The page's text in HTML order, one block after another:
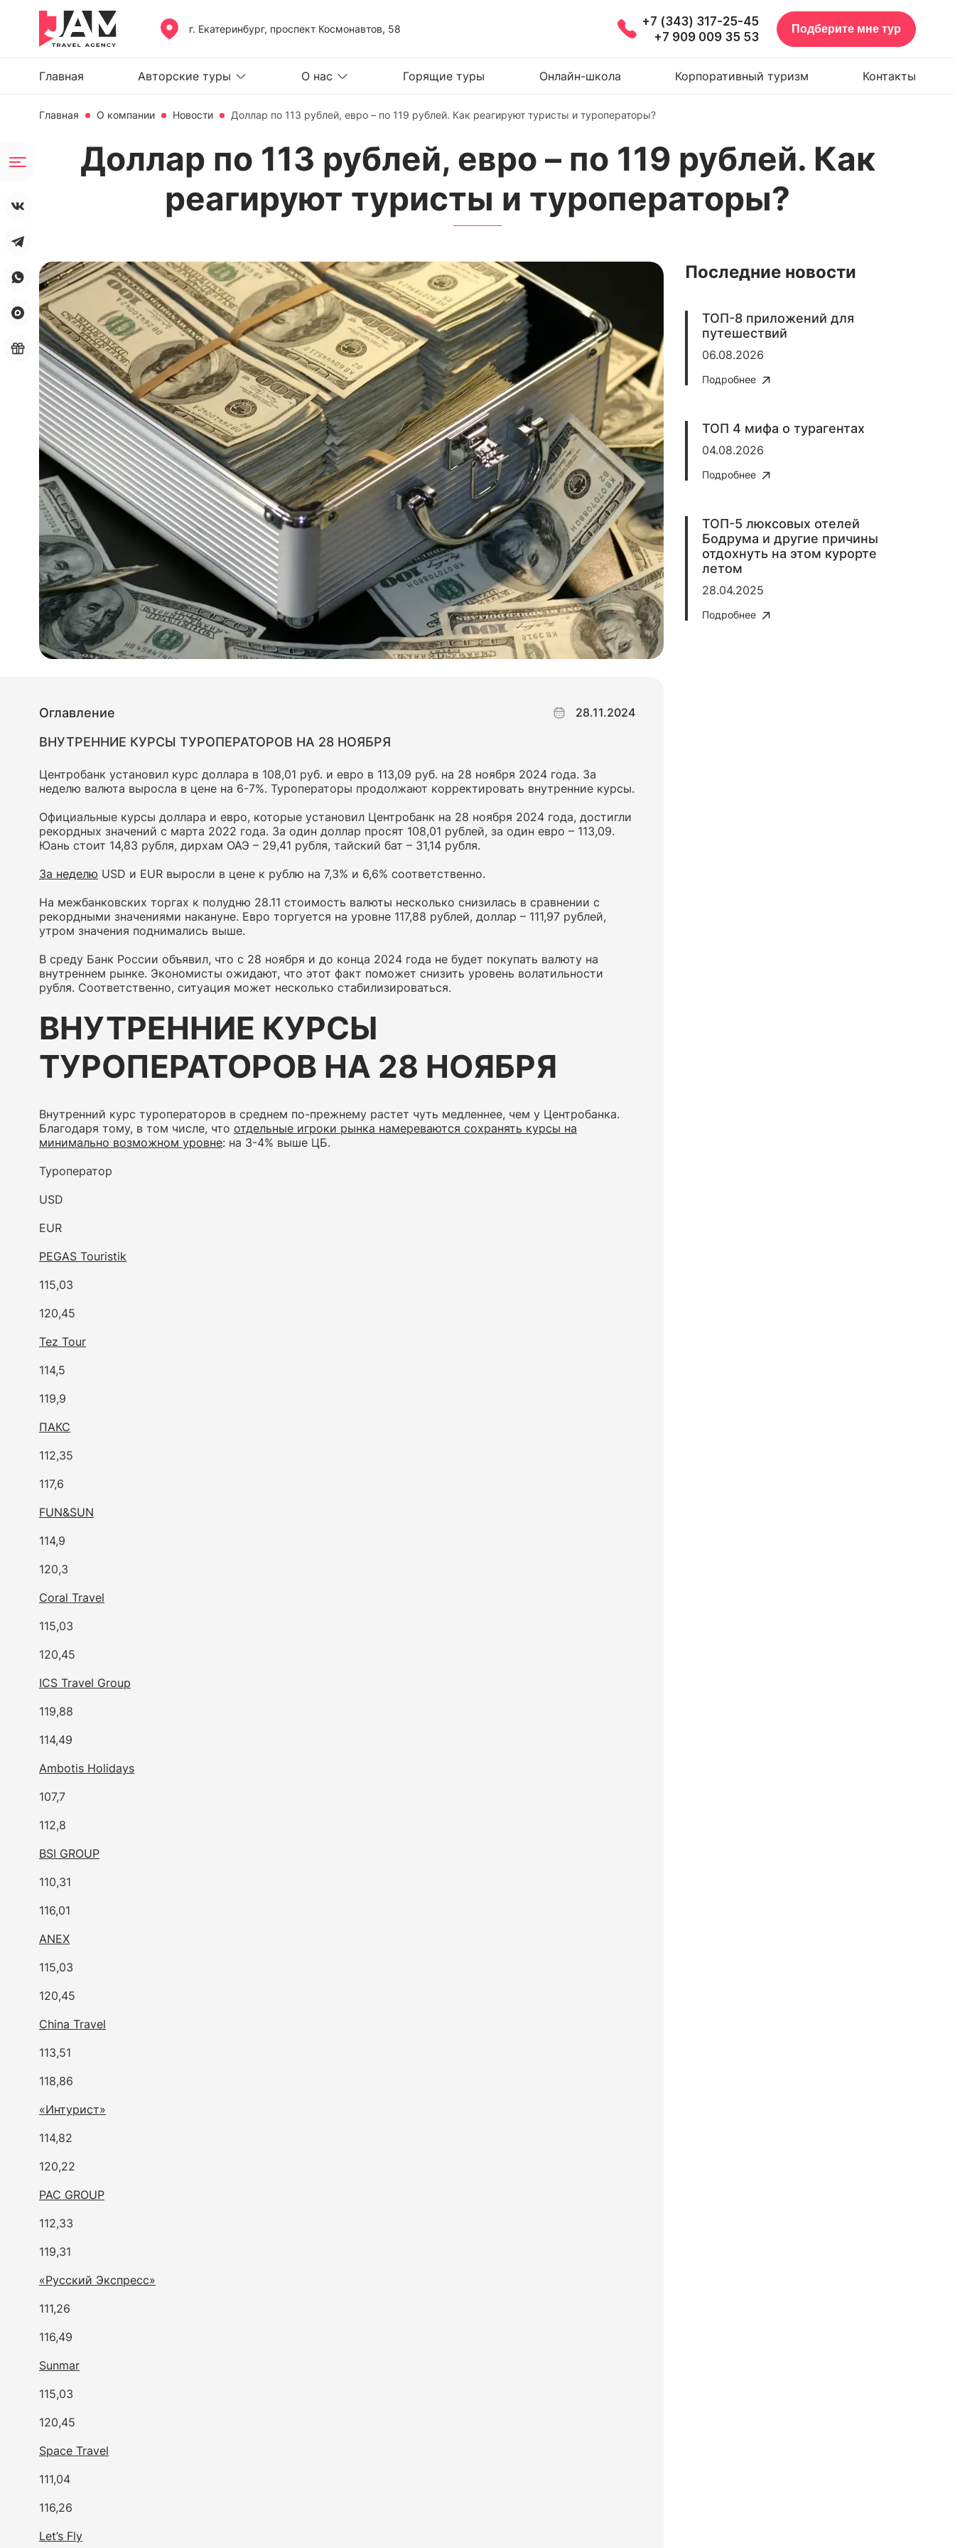
г. Екатеринбург, проспект Космонавтов, 58
+7 (343) 317-25-45
+7 909 009 35 53
Подберите мне тур
Главная Авторские туры О нас Горящие туры Онлайн-школа Корпоративный туризм Контакты
Главная О компании Новости Доллар по 113 рублей, евро – по 119 рублей. Как реагируют туристы и туроператоры?
Доллар по 113 рублей, евро – по 119 рублей. Как
реагируют туристы и туроператоры?
Оглавление
ВНУТРЕННИЕ КУРСЫ ТУРОПЕРАТОРОВ НА 28 НОЯБРЯ
28.11.2024
Центробанк установил курс доллара в 108,01 руб. и евро в 113,09 руб. на 28 ноября 2024 года. За
неделю валюта выросла в цене на 6-7%. Туроператоры продолжают корректировать внутренние курсы.
Официальные курсы доллара и евро, которые установил Центробанк на 28 ноября 2024 года, достигли
рекордных значений с марта 2022 года. За один доллар просят 108,01 рублей, за один евро – 113,09.
Юань стоит 14,83 рубля, дирхам ОАЭ – 29,41 рубля, тайский бат – 31,14 рубля.
За неделю USD и EUR выросли в цене к рублю на 7,3% и 6,6% соответственно.
На межбанковских торгах к полудню 28.11 стоимость валюты несколько снизилась в сравнении с
рекордными значениями накануне. Евро торгуется на уровне 117,88 рублей, доллар – 111,97 рублей,
утром значения поднимались выше.
В среду Банк России объявил, что с 28 ноября и до конца 2024 года не будет покупать валюту на
внутреннем рынке. Экономисты ожидают, что этот факт поможет снизить уровень волатильности
рубля. Соответственно, ситуация может несколько стабилизироваться.
ВНУТРЕННИЕ КУРСЫ
ТУРОПЕРАТОРОВ НА 28 НОЯБРЯ
Внутренний курс туроператоров в среднем по-прежнему растет чуть медленнее, чем у Центробанка.
Благодаря тому, в том числе, что отдельные игроки рынка намереваются сохранять курсы на
минимально возможном уровне: на 3-4% выше ЦБ.
Туроператор
USD
EUR
PEGAS Touristik
115,03
120,45
Tez Tour
114,5
119,9
ПАКС
112,35
117,6
FUN&SUN
114,9
120,3
Coral Travel
115,03
120,45
ICS Travel Group
119,88
114,49
Ambotis Holidays
107,7
112,8
BSI GROUP
110,31
116,01
ANEX
115,03
120,45
China Travel
113,51
118,86
«Интурист»
114,82
120,22
PAC GROUP
112,33
119,31
«Русский Экспресс»
111,26
116,49
Sunmar
115,03
120,45
Space Travel
111,04
116,26
Let’s Fly
Последние новости
ТОП-8 приложений для
путешествий
06.08.2026
Подробнее
ТОП 4 мифа о турагентах
04.08.2026
Подробнее
ТОП-5 люксовых отелей
Бодрума и другие причины
отдохнуть на этом курорте
летом
28.04.2025
Подробнее